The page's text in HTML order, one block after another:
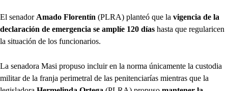
El senador Amado Florentín (PLRA) planteó que la vigencia de la
declaración de emergencia se amplíe 120 días hasta que regularicen
la situación de los funcionarios.
La senadora Masi propuso incluir en la norma únicamente la custodia
militar de la franja perimetral de las penitenciarías mientras que la